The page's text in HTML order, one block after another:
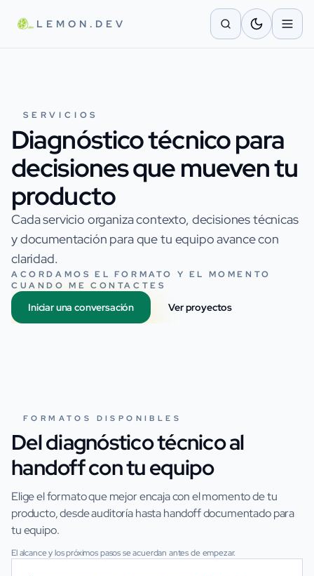
LEMON.DEV
SERVICIOS
Diagnóstico técnico para
decisiones que mueven tu
producto
Cada servicio organiza contexto, decisiones técnicas
y documentación para que tu equipo avance con
claridad.
ACORDAMOS EL FORMATO Y EL MOMENTO
CUANDO ME CONTACTES
Iniciar una conversación Ver proyectos
FORMATOS DISPONIBLES
Del diagnóstico técnico al
handoff con tu equipo
Elige el formato que mejor encaja con el momento de tu
producto, desde auditoría hasta handoff documentado para
tu equipo.
El alcance y los próximos pasos se acuerdan antes de empezar.